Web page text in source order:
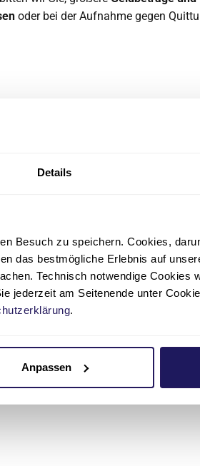
Details
Besuch zu speichern. Cookies,
das bestmögliche Erlebnis auf
Technisch notwendige Cookies
jederzeit am Seitenende unter
.
Anpassen
oder bei der Aufnahme gegen
von 08:00 bis 15:00 Uhr